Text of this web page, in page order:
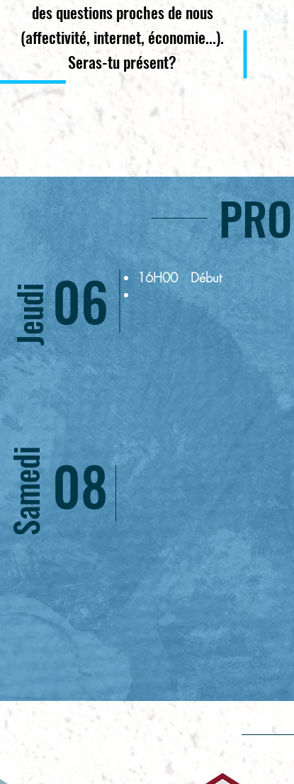
des questions proches de nous
(affectivité, internet, économie...).
Seras-tu présent?
Jeudi06
Samedi08
16H00 Début